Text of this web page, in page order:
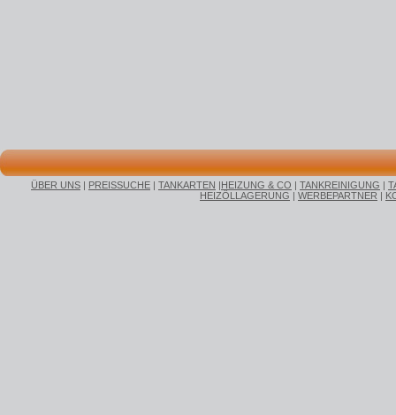
ÜBER UNS | PREISSUCHE | TANKARTEN |HEIZUNG & CO | TANKREINIGUNG |
HEIZÖLLAGERUNG | WERBEPARTNER |